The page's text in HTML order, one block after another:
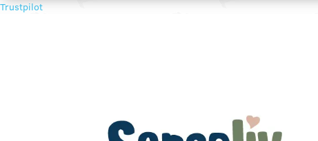
Trustpilot